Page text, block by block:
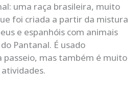
uma raça brasileira, muito
foi criada a partir da mistura
e espanhóis com animais
Pantanal. É usado
passeio, mas também é muito